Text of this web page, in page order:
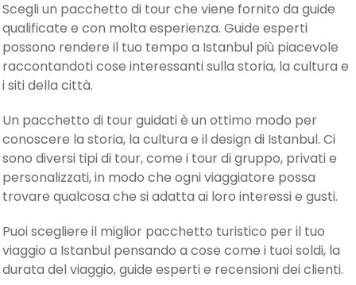
Scegli un pacchetto di tour che viene fornito da guide
qualificate e con molta esperienza. Guide esperti
possono rendere il tuo tempo a Istanbul più piacevole
raccontandoti cose interessanti sulla storia, la cultura e
i siti della città.
Un pacchetto di tour guidati è un ottimo modo per
conoscere la storia, la cultura e il design di Istanbul. Ci
sono diversi tipi di tour, come i tour di gruppo, privati e
personalizzati, in modo che ogni viaggiatore possa
trovare qualcosa che si adatta ai loro interessi e gusti.
Puoi scegliere il miglior pacchetto turistico per il tuo
viaggio a Istanbul pensando a cose come i tuoi soldi, la
durata del viaggio, guide esperti e recensioni dei clienti.